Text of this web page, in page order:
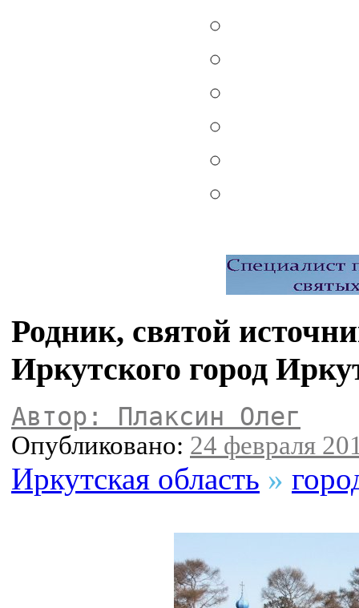
Родник, святой
Иркутского город
Автор: Плаксин Олег
Опубликовано: 24 февраля
Иркутская область »